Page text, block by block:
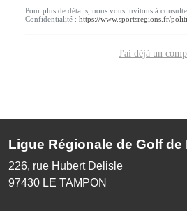
Pour plus de détails, nous vous invitons à
Confidentialité : https://www.sportsregions.fr/
J'ai déjà un
Ligue Régionale de Golf de
226, rue Hubert Delisle
97430 LE TAMPON